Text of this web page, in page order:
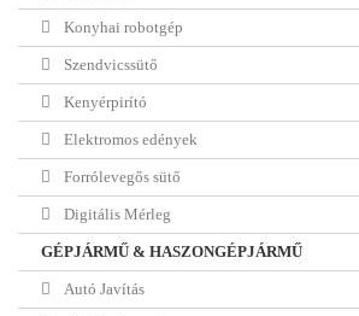
Konyhai robotgép
Szendvicssütő
Kenyérpirító
Elektromos edények
Forrólevegős sütő
Digitális Mérleg
GÉPJÁRMŰ & HASZONGÉPJÁRMŰ
Autó Javítás